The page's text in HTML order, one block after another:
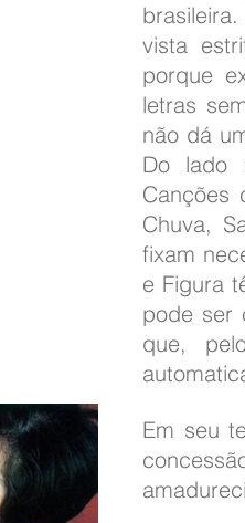
vista
porque
letras
não dá
Do lado
Canções
Chuva,
fixam
e Figura
pode ser
que,
Em seu